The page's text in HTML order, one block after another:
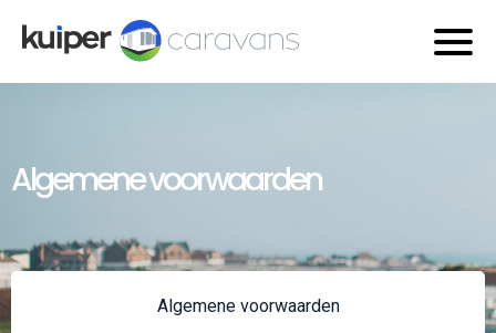
Algemene voorwaarden
Algemene voorwaarden